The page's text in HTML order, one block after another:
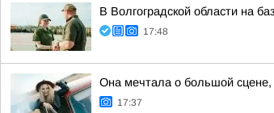
В Волгоградской области на
17:48
Она мечтала о большой
17:37